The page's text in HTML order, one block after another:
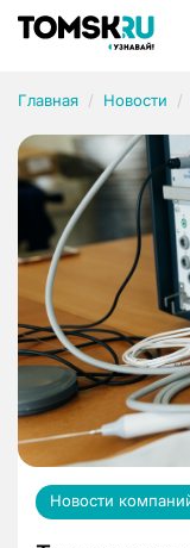
Главная Новости
Новости